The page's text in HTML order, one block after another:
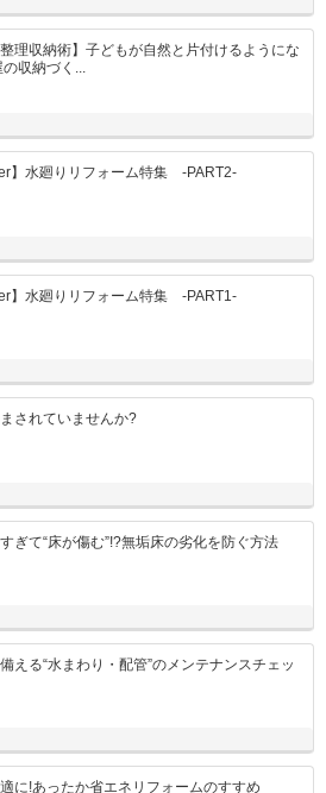
整理収納術】子どもが自然と片付けるようにな
収納づく...
】水廻りリフォーム特集 -PART2-
】水廻りリフォーム特集 -PART1-
されていませんか?
ぎて“床が傷む”!?無垢床の劣化を防ぐ方法
える“水まわり・配管”のメンテナンスチェッ
に!あったか省エネリフォームのすすめ